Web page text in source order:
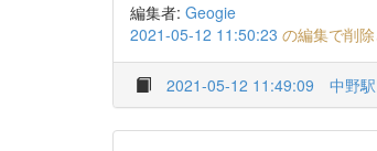
編集者: Geogie
2021-05-12 11:50:23 の編集で削
2021-05-12 11:49:09 中野